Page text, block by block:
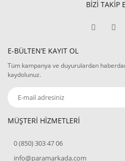
BİZİ TAKİP
E-BÜLTEN’E KAYIT OL
Tüm kampanya ve duyurulardan
kaydolunuz.
MÜŞTERİ HİZMETLERİ
0 (850) 303 47 06
info@paramarkada.com